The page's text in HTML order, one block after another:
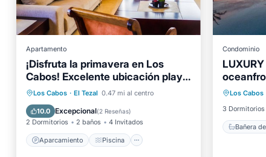
Apartamento
¡Disfruta la primavera en Los
Cabos! Excelente ubicación playa
y ciudad a sus pasos!
Los Cabos · El Tezal 0.47 mi al centro
10.0 Excepcional(2 Reseñas)
2 Dormitorios 2 baños 4 Invitados
Aparcamiento Piscina
Aparcamiento
Piscina
Vista al mar
Balcón/Terraza
Condominio
Cabo
Los Cabos
3 Dormitorios
Bañera